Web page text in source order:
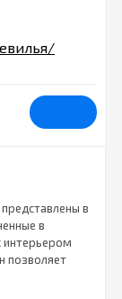
в
в
интерьером
позволяет